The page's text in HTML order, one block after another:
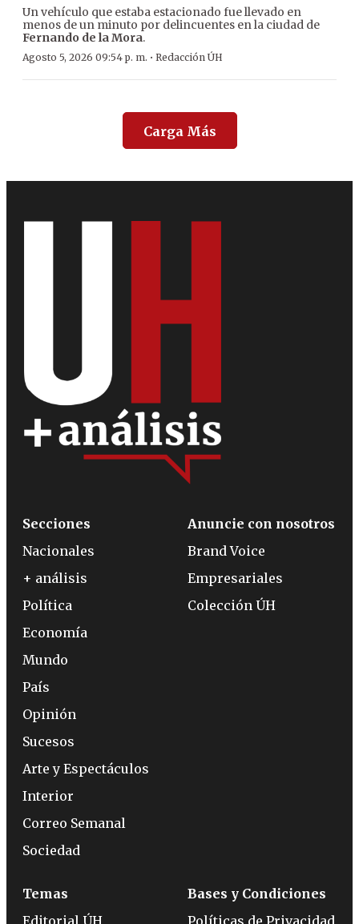
Un vehículo que estaba estacionado fue llevado en
menos de un minuto por delincuentes en la ciudad de
Fernando de la Mora.
Agosto 5, 2026 09:54 p. m. · Redacción ÚH
Carga Más
Secciones
Nacionales
+ análisis
Política
Economía
Mundo
País
Opinión
Sucesos
Arte y Espectáculos
Interior
Correo Semanal
Sociedad
Anuncie con nosotros
Brand Voice
Empresariales
Colección ÚH
Temas
Bases y Condiciones